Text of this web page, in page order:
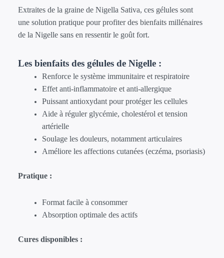
Extraites de la graine de Nigella Sativa, ces gélules sont
une solution pratique pour profiter des bienfaits millénaires
de la Nigelle sans en ressentir le goût fort.
Les bienfaits des gélules de Nigelle :
Renforce le système immunitaire et respiratoire
Effet anti-inflammatoire et anti-allergique
Puissant antioxydant pour protéger les cellules
Aide à réguler glycémie, cholestérol et tension
artérielle
Soulage les douleurs, notamment articulaires
Améliore les affections cutanées (eczéma, psoriasis)
Pratique :
Format facile à consommer
Absorption optimale des actifs
Cures disponibles :